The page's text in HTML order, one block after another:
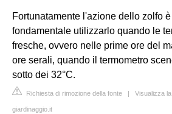
Fortunatamente l'azione dello zolfo
fondamentale utilizzarlo quando le
fresche, ovvero nelle prime ore del
ore serali, quando il termometro
sotto dei 32°C.
Richiesta di rimozione della fonte | Visualizza
giardinaggio.it